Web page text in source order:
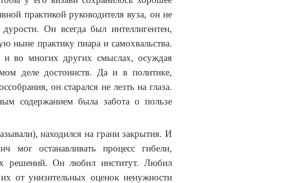
практикой руководителя вуза, он не
Он всегда был интеллигентен,
ныне практику пиара и самохвальства.
во многих других смыслах, осуждая
деле достоинств. Да и в политике,
он старался не лезть на глаза.
содержанием была забота о пользе
находился на грани закрытия. И
мог останавливать процесс гибели,
решений. Он любил институт. Любил
их от унизительных оценок ненужности